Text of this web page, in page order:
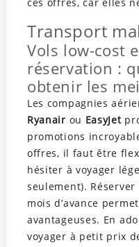
Transport
Vols low-cost
réservation :
obtenir les
Les compagnies
Ryanair ou EasyJet
promotions
offres, il faut être
hésiter à voyager
seulement).
mois d’avance
avantageuses. En
voyager à petit prix